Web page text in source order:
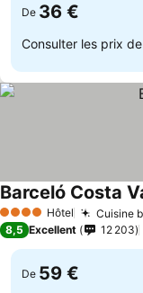
De 36 €
Consulter les prix de
4 Étoiles Hôtel Cuisine
Barceló Costa
8,5 Excellent 12 203
De 59 €